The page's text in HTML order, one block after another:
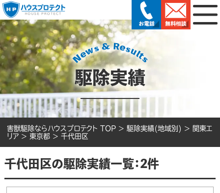
駆除実績
害獣駆除ならハウスプロテクト TOP > 駆除実績(地域別) > 関東エ
リア > 東京都 > 千代田区
千代田区の駆除実績一覧：2件